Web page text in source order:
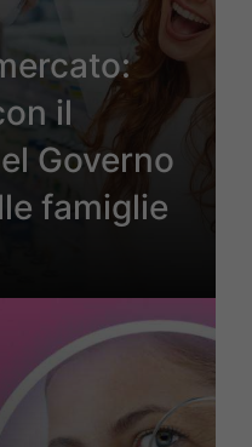
il
Governo
famiglie